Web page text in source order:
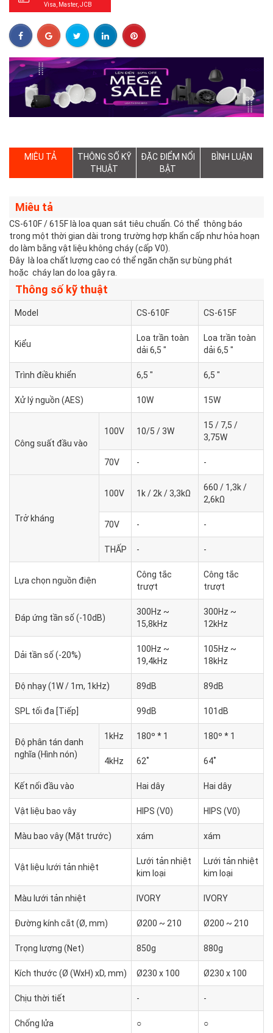
Visa, Master, JCB
MIÊU TẢ
THÔNG SỐ KỸ
THUẬT
ĐẶC ĐIỂM NỔI
BẬT
BÌNH LUẬN
Miêu tả
CS-610F / 615F là loa quan sát tiêu chuẩn. Có thể thông báo
trong một thời gian dài trong trường hợp khẩn cấp như hỏa hoạn
do làm bằng vật liệu không cháy (cấp V0).
Đây là loa chất lượng cao có thể ngăn chặn sự bùng phát
hoặc cháy lan do loa gây ra.
Thông số kỹ thuật
Model CS-610F CS-615F
Kiểu
Loa trần toàn
dải 6,5 "
Loa trần toàn
dải 6,5 "
Trình điều khiển 6,5 " 6,5 "
Xử lý nguồn (AES) 10W 15W
Công suất đầu vào
100V 10/5 / 3W
15 / 7,5 /
3,75W
70V - -
Trở kháng
100V 1k / 2k / 3,3kΩ
660 / 1,3k /
2,6kΩ
70V - -
THẤP - -
Lựa chọn nguồn điện
Công tắc
trượt
Công tắc
trượt
Đáp ứng tần số (-10dB)
300Hz ~
15,8kHz
300Hz ~
12kHz
Dải tần số (-20%)
100Hz ~
19,4kHz
105Hz ~
18kHz
Độ nhạy (1W / 1m, 1kHz) 89dB 89dB
SPL tối đa [Tiếp] 99dB 101dB
Độ phân tán danh
nghĩa (Hình nón)
1kHz 180º * 1 180º * 1
4kHz 62˚ 64˚
Kết nối đầu vào Hai dây Hai dây
Vật liệu bao vây HIPS (V0) HIPS (V0)
Màu bao vây (Mặt trước) xám xám
Vật liệu lưới tản nhiệt
Lưới tản nhiệt
kim loại
Lưới tản nhiệt
kim loại
Màu lưới tản nhiệt IVORY IVORY
Đường kính cắt (Ø, mm) Ø200 ~ 210 Ø200 ~ 210
Trọng lượng (Net) 850g 880g
Kích thước (Ø (WxH) xD, mm) Ø230 x 100 Ø230 x 100
Chịu thời tiết - -
Chống lửa ○ ○